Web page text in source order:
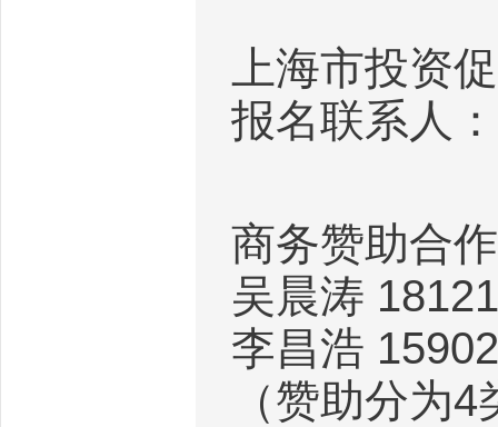
上海市投资
报名联系人
商务赞助合
吴晨涛
李昌浩
（赞助分为4